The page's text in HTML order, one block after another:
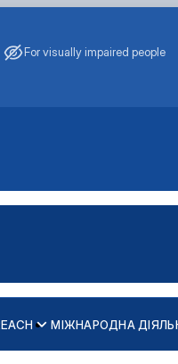
For visually impaired people
МІЖНАРОДНА